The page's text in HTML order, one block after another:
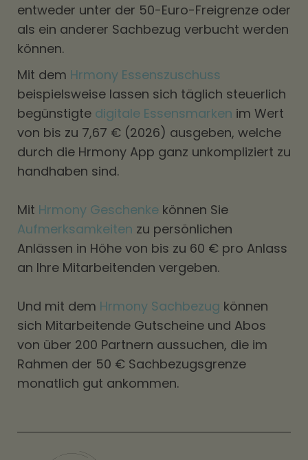
entweder unter der 50-Euro-Freigrenze oder
als ein anderer Sachbezug verbucht werden
können.
Mit dem Hrmony Essenszuschuss
beispielsweise lassen sich täglich steuerlich
begünstigte digitale Essensmarken im Wert
von bis zu 7,67 € (2026) ausgeben, welche
durch die Hrmony App ganz unkompliziert zu
handhaben sind.
Mit Hrmony Geschenke können Sie
Aufmerksamkeiten zu persönlichen
Anlässen in Höhe von bis zu 60 € pro Anlass
an Ihre Mitarbeitenden vergeben.
Und mit dem Hrmony Sachbezug können
sich Mitarbeitende Gutscheine und Abos
von über 200 Partnern aussuchen, die im
Rahmen der 50 € Sachbezugsgrenze
monatlich gut ankommen.